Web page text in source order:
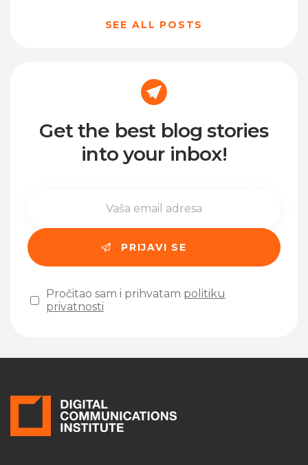
SEE ALL POSTS
Get the best blog stories
into your inbox!
Pročitao sam i prihvatam politiku
privatnosti